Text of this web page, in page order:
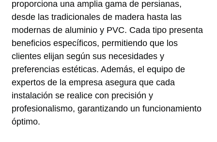
proporciona una amplia gama de persianas,
desde las tradicionales de madera hasta las
modernas de aluminio y PVC. Cada tipo presenta
beneficios específicos, permitiendo que los
clientes elijan según sus necesidades y
preferencias estéticas. Además, el equipo de
expertos de la empresa asegura que cada
instalación se realice con precisión y
profesionalismo, garantizando un funcionamiento
óptimo.